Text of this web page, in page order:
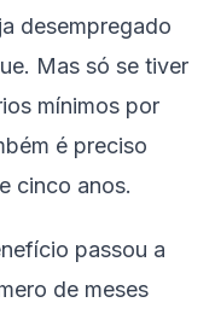
desempregado
Mas só se tiver
mínimos por
é preciso
cinco anos.
passou a
de meses